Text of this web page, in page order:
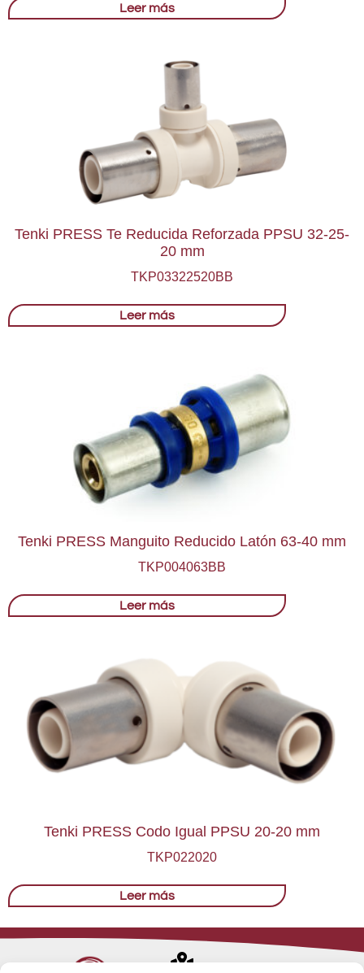
Leer más
Tenki PRESS Te Reducida Reforzada PPSU 32-25-
20 mm
TKP03322520BB
Leer más
Tenki PRESS Manguito Reducido Latón 63-40 mm
TKP004063BB
Leer más
Tenki PRESS Codo Igual PPSU 20-20 mm
TKP022020
Leer más